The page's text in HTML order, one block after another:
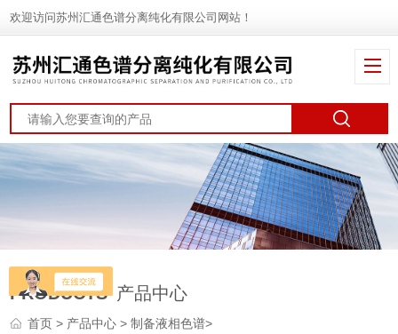
欢迎访问苏州汇通色谱分离纯化有限公司网站！
PRODUCTS 产品中心
首页> 产品中心>制备液相色谱>